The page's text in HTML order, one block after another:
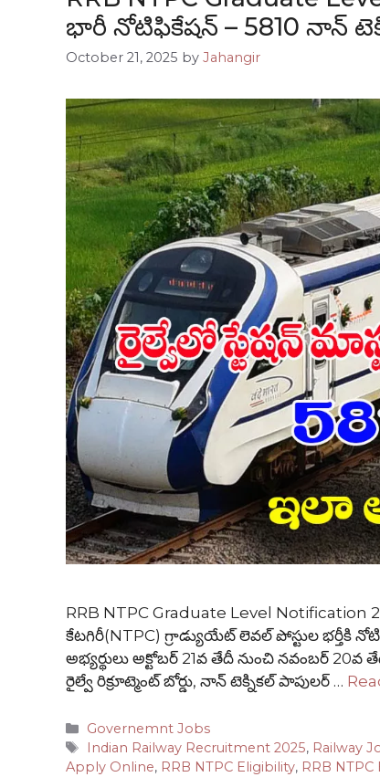
భారీ నోటిఫికేషన్ – 5810 నాన్
October 21, 2025 by Jahangir
RRB NTPC Graduate Level
కేటగిరీ(NTPC) గ్రాడ్యుయేట్ లెవల్ పోస్టుల భర్తీకి
అభ్యర్థులు అక్టోబర్ 21వ తేదీ నుంచి నవంబర్
రైల్వే రిక్రూట్మెంట్ బోర్డు, నాన్ టెక్నికల్ పాపులర్ …
Categories
Governemnt Jobs
Tags
Indian Railway Recruitment 2025, Railway
Apply Online, RRB NTPC Eligibility, RRB